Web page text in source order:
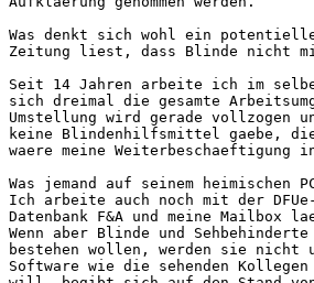
Was denkt sich wohl ein
Zeitung liest, dass Blinde nicht mit
Seit 14 Jahren arbeite ich im
sich dreimal die gesamte
Umstellung wird gerade vollzogen
keine Blindenhilfsmittel gaebe, die
waere meine
Was jemand auf seinem heimischen
Ich arbeite auch noch mit der
Datenbank F&A und meine Mailbox
Wenn aber Blinde und
bestehen wollen, werden sie nicht
Software wie die sehenden